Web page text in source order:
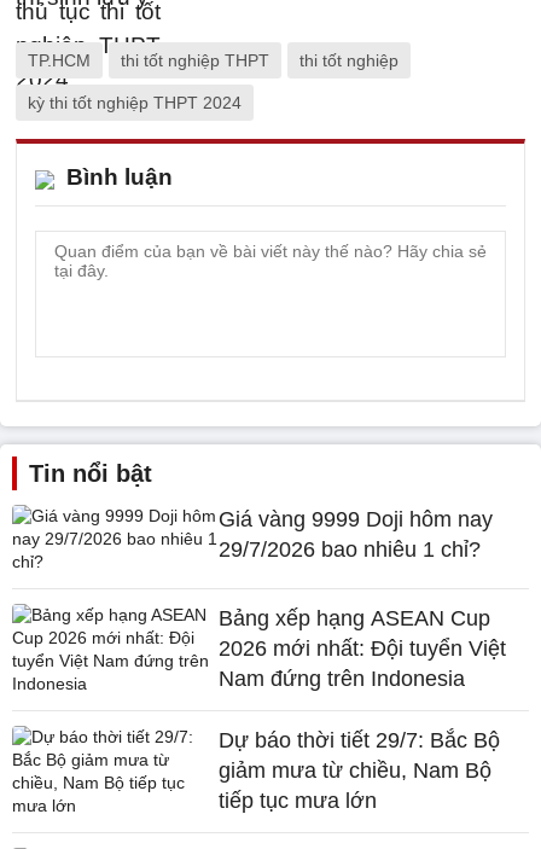
TP.HCM thi tốt nghiệp THPT thi tốt nghiệp
kỳ thi tốt nghiệp THPT 2024
Bình luận
Tin nổi bật
Giá vàng 9999 Doji hôm nay
29/7/2026 bao nhiêu 1 chỉ?
Bảng xếp hạng ASEAN Cup
2026 mới nhất: Đội tuyển Việt
Nam đứng trên Indonesia
Dự báo thời tiết 29/7: Bắc Bộ
giảm mưa từ chiều, Nam Bộ
tiếp tục mưa lớn